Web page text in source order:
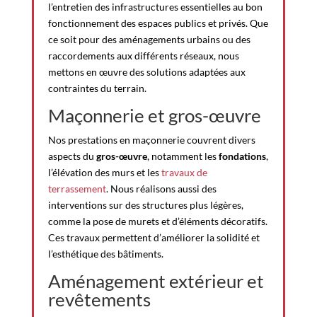
l’entretien des infrastructures essentielles au bon
fonctionnement des espaces publics et privés. Que
ce soit pour des aménagements urbains ou des
raccordements aux différents réseaux, nous
mettons en œuvre des solutions adaptées aux
contraintes du terrain.
Maçonnerie et gros-œuvre
Nos prestations en maçonnerie couvrent divers
aspects du gros-œuvre, notamment lesfondations,
l’élévation des murs et lestravaux de
terrassement. Nous réalisons aussi des
interventions sur des structures plus légères,
comme la pose de murets et d’éléments décoratifs.
Ces travaux permettent d’améliorer la solidité et
l’esthétique des bâtiments.
Aménagement extérieur et
revêtements